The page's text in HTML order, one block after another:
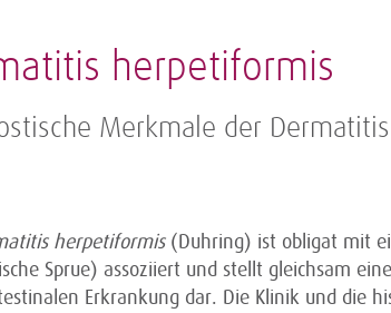
herpetiformis
Merkmale der
herpetiformis(Duhring) ist obligat mit
Sprue) assoziiert und stellt gleichsam
Erkrankung dar. Die Klinik und die